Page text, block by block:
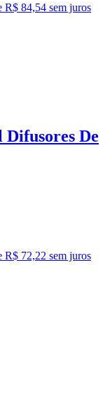
R$ 84,54 sem juros
De
R$ 72,22 sem juros